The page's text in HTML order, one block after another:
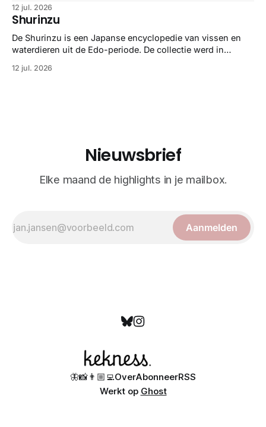
gedetailleerd overzicht van kwallensoorten en hun
taxonomie. Het boek staat bekend om de combinatie van
strikte wetenschap met prachtige, handgetekende
illustraties en kleurendrukplaten van Mayer zelf.
12 jul. 2026
Shurinzu
De Shurinzu is een Japanse encyclopedie van vissen en
waterdieren uit de Edo-periode. De collectie werd in
bekend om verfijnde technieken en bijna driedimensionale
12 jul. 2026
Nieuwsbrief
Elke maand de highlights in je mailbox.
Aanmelden
🦋📸👨🏼‍💻OverAbonneerRSS
Werkt op Ghost